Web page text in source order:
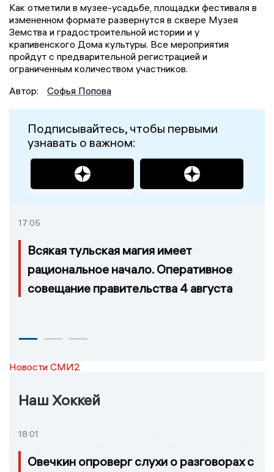
Как отметили в музее-усадьбе, площадки фестиваля в
измененном формате развернутся в сквере Музея
Земства и градостроительной истории и у
крапивенского Дома культуры. Все мероприятия
пройдут с предварительной регистрацией и
ограниченным количеством участников.
Автор:
Софья Попова
Подписывайтесь, чтобы первыми
узнавать о важном:
17:05
Всякая тульская магия имеет
рациональное начало. Оперативное
совещание правительства 4 августа
Новости СМИ2
Наш Хоккей
18:01
Овечкин опроверг слухи о разговорах с